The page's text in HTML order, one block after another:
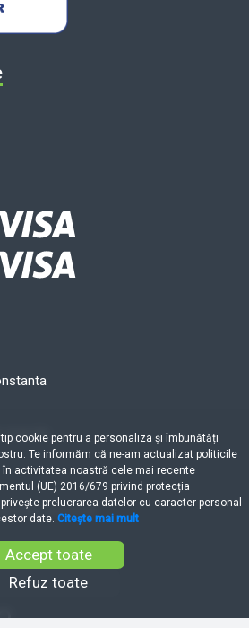
marcile
personal
cookie pentru a personaliza și îmbunătăți
Te informăm că ne-am actualizat politicile
activitatea noastră cele mai recente
(UE) 2016/679 privind protecția
prelucrarea datelor cu caracter personal
date. Citește mai mult
Accept toate
Refuz toate